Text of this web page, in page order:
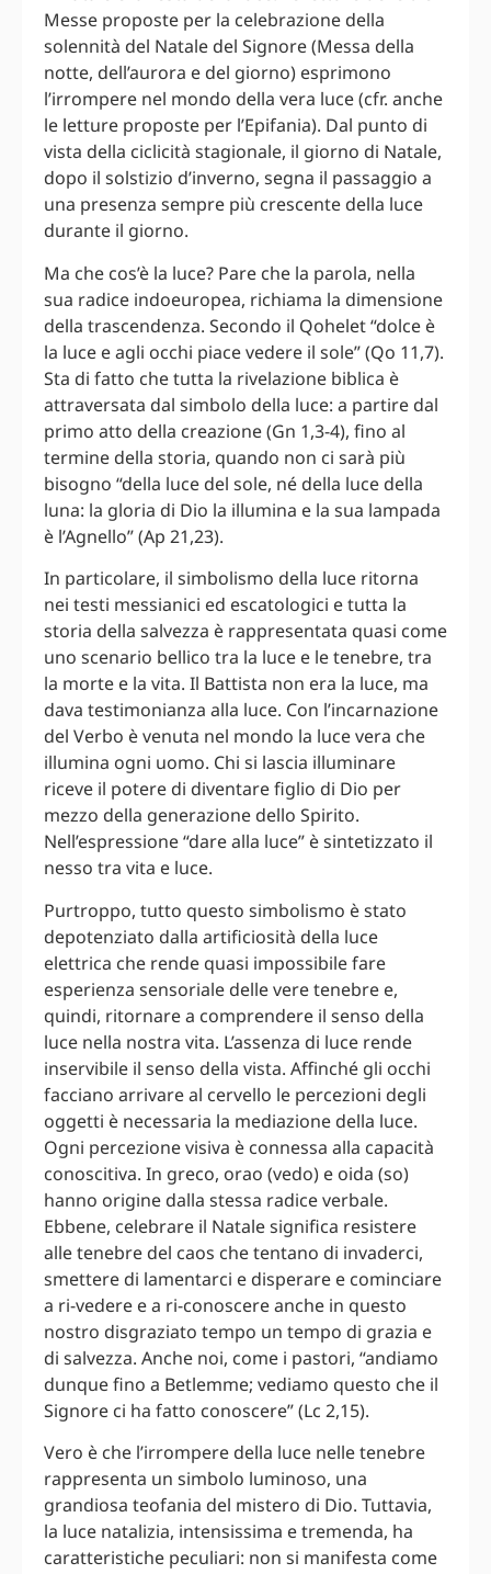
Messe proposte per la celebrazione della
solennità del Natale del Signore (Messa della
notte, dell’aurora e del giorno) esprimono
l’irrompere nel mondo della vera luce (cfr. anche
le letture proposte per l’Epifania). Dal punto di
vista della ciclicità stagionale, il giorno di Natale,
dopo il solstizio d’inverno, segna il passaggio a
una presenza sempre più crescente della luce
durante il giorno.
Ma che cos’è la luce? Pare che la parola, nella
sua radice indoeuropea, richiama la dimensione
della trascendenza. Secondo il Qohelet “dolce è
la luce e agli occhi piace vedere il sole” (Qo 11,7).
Sta di fatto che tutta la rivelazione biblica è
attraversata dal simbolo della luce: a partire dal
primo atto della creazione (Gn 1,3-4), fino al
termine della storia, quando non ci sarà più
bisogno “della luce del sole, né della luce della
luna: la gloria di Dio la illumina e la sua lampada
è l’Agnello” (Ap 21,23).
In particolare, il simbolismo della luce ritorna
nei testi messianici ed escatologici e tutta la
storia della salvezza è rappresentata quasi come
uno scenario bellico tra la luce e le tenebre, tra
la morte e la vita. Il Battista non era la luce, ma
dava testimonianza alla luce. Con l’incarnazione
del Verbo è venuta nel mondo la luce vera che
illumina ogni uomo. Chi si lascia illuminare
riceve il potere di diventare figlio di Dio per
mezzo della generazione dello Spirito.
Nell’espressione “dare alla luce” è sintetizzato il
nesso tra vita e luce.
Purtroppo, tutto questo simbolismo è stato
depotenziato dalla artificiosità della luce
elettrica che rende quasi impossibile fare
esperienza sensoriale delle vere tenebre e,
quindi, ritornare a comprendere il senso della
luce nella nostra vita. L’assenza di luce rende
inservibile il senso della vista. Affinché gli occhi
facciano arrivare al cervello le percezioni degli
oggetti è necessaria la mediazione della luce.
Ogni percezione visiva è connessa alla capacità
conoscitiva. In greco, orao (vedo) e oida (so)
hanno origine dalla stessa radice verbale.
Ebbene, celebrare il Natale significa resistere
alle tenebre del caos che tentano di invaderci,
smettere di lamentarci e disperare e cominciare
a ri-vedere e a ri-conoscere anche in questo
nostro disgraziato tempo un tempo di grazia e
di salvezza. Anche noi, come i pastori, “andiamo
dunque fino a Betlemme; vediamo questo che il
Signore ci ha fatto conoscere” (Lc 2,15).
Vero è che l’irrompere della luce nelle tenebre
rappresenta un simbolo luminoso, una
grandiosa teofania del mistero di Dio. Tuttavia,
la luce natalizia, intensissima e tremenda, ha
caratteristiche peculiari: non si manifesta come